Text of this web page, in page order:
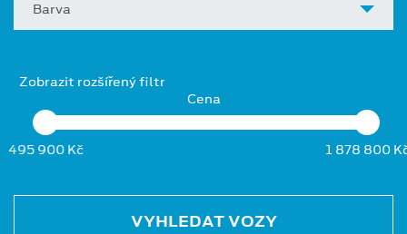
Barva
Zobrazit rozšířený filtr
Cena
495 900 Kč 1 878 800
VYHLEDAT VOZY